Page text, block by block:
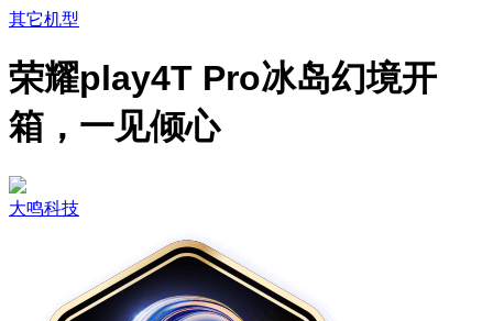
其它机型
荣耀play4T Pro冰岛幻境开
箱，一见倾心
大鸣科技